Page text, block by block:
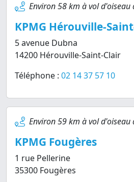
Environ 58 km à vol d'oiseau
KPMG Hérouville-
5 avenue Dubna
14200 Hérouville-Saint-Clair
Téléphone : 02 14 37 57 10
Environ 59 km à vol d'oiseau
KPMG Fougères
1 rue Pellerine
35300 Fougères